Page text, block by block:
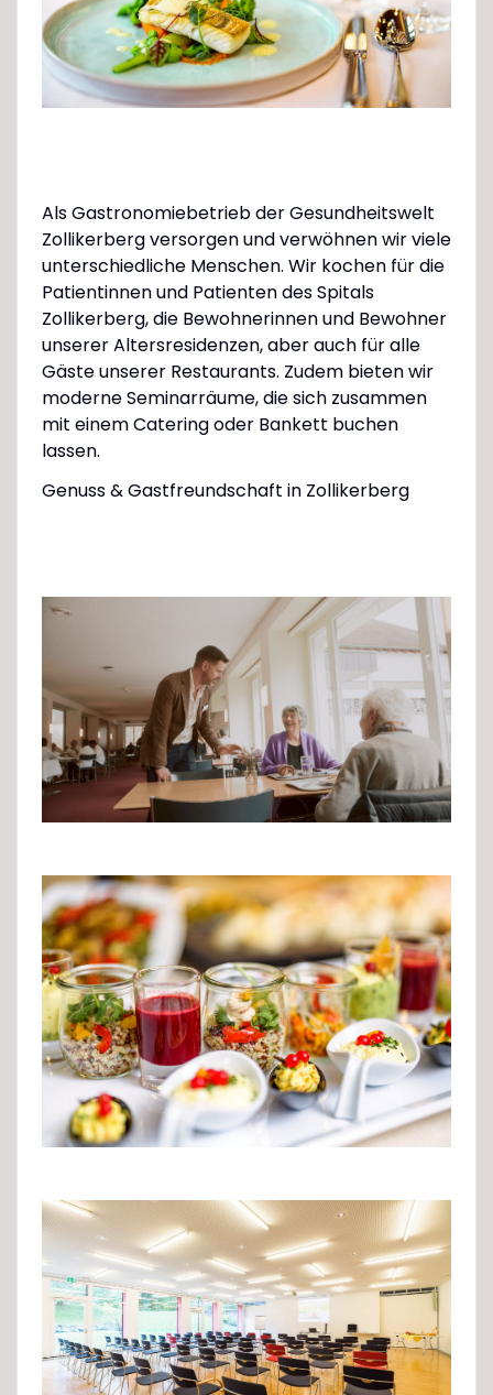
Als Gastronomiebetrieb der Gesundheitswelt
Zollikerberg versorgen und verwöhnen wir viele
unterschiedliche Menschen. Wir kochen für die
Patientinnen und Patienten des Spitals
Zollikerberg, die Bewohnerinnen und Bewohner
unserer Altersresidenzen, aber auch für alle
Gäste unserer Restaurants. Zudem bieten wir
moderne Seminarräume, die sich zusammen
mit einem Catering oder Bankett buchen
lassen.
Genuss & Gastfreundschaft in Zollikerberg